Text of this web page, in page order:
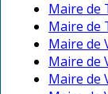
Maire de
Maire de
Maire de
Maire de
Maire de